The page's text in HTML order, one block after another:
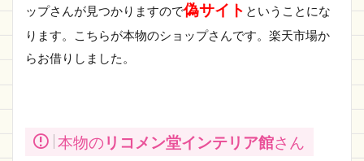
ップさんが見つかりますので偽サイト ということにな
ります。こちらが本物のショップさんです。楽天市場か
らお借りしました。
本物の リコメン堂インテリア館さん